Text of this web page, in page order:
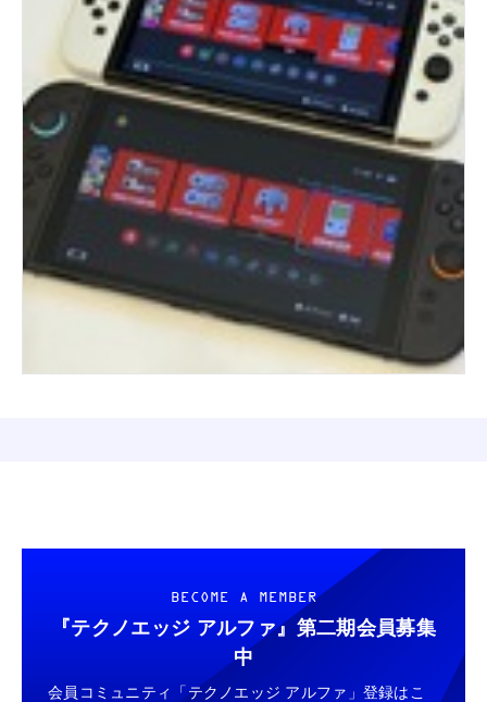
BECOME A MEMBER
『テクノエッジ アルファ』 第二期会員募集
中
会員コミュニティ「テクノエッジ アルファ」登録はこ